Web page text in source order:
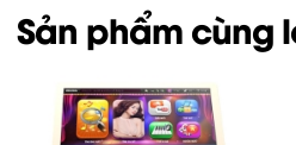
Sản phẩm cùng